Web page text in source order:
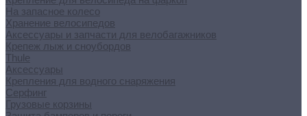
На запасное колесо
Хранение велосипедов
Аксессуары и запчасти для велобагажников
Крепеж лыж и сноубордов
Thule
Аксессуары
Крепления для водного снаряжения
Серфинг
Грузовые корзины